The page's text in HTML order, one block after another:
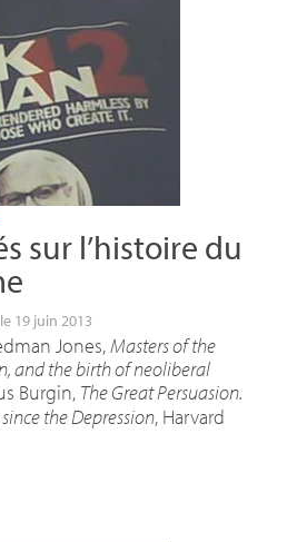
sur l’histoire du
19 juin 2013
Jones,Masters of the
and the birth of neoliberal
Burgin, The Great Persuasion.
the Depression, Harvard